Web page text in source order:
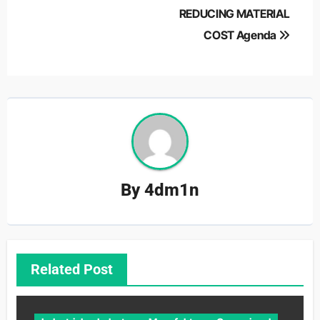
REDUCING MATERIAL
COST Agenda
By4dm1n
Related Post